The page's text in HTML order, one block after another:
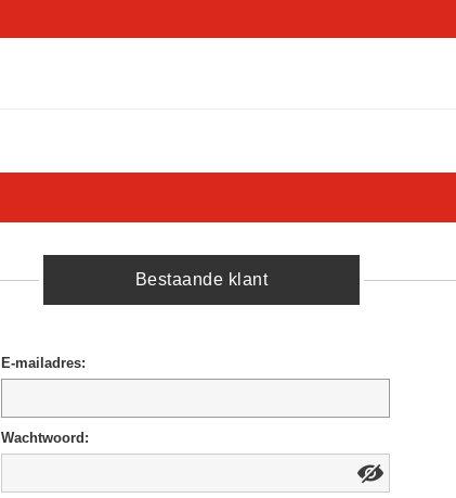
Bestaande klant
E-mailadres:
Wachtwoord: